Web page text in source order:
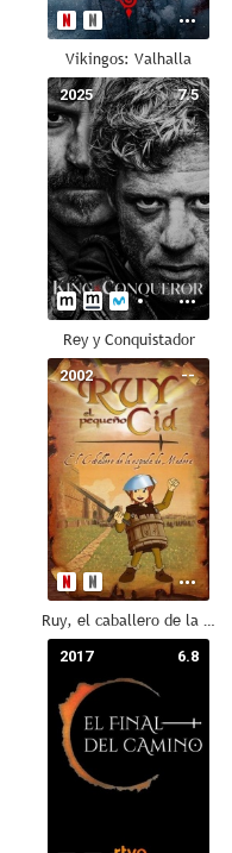
Vikingos: Valhalla
7.5
2025
Rey y Conquistador
--
2002
Ruy, el caballero de la espada de madera
6.8
2017